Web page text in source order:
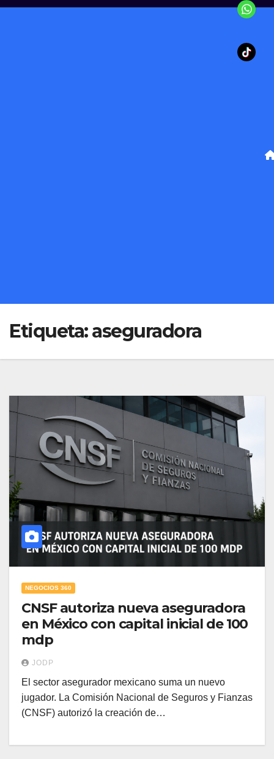
Etiqueta:aseguradora
NEGOCIOS 360
CNSF autoriza nueva aseguradora
en México con capital inicial de 100
mdp
JODP
El sector asegurador mexicano suma un nuevo
jugador. La Comisión Nacional de Seguros y Fianzas
(CNSF) autorizó la creación de…